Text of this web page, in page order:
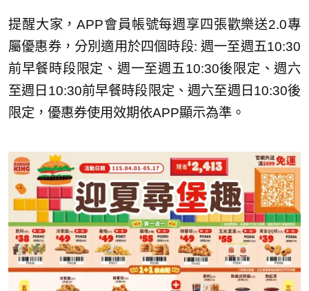
提醒大家，APP會員帳號每週享四張歡樂送2.0專
屬優惠券，分別適用於四個時段: 週一至週五10:30
前早餐時段限定、週一至週五10:30後限定、週六
至週日10:30前早餐時段限定、週六至週日10:30後
限定，優惠券使用效期依APP顯示為準。